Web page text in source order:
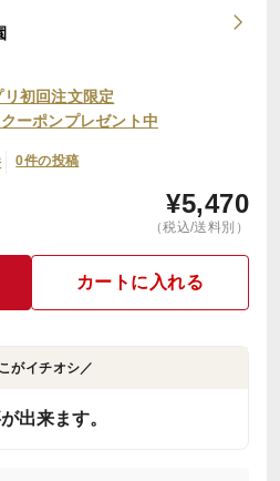
初回注文限定
ーポンプレゼント中
0件の投稿
¥5,470
（税込/送料別）
カートに入れる
がイチオシ／
出来ます。